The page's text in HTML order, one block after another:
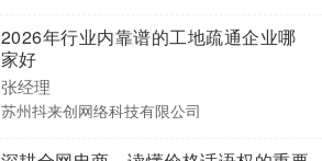
2026年行业内靠谱的工地疏通企业哪
家好
张经理
苏州抖来创网络科技有限公司